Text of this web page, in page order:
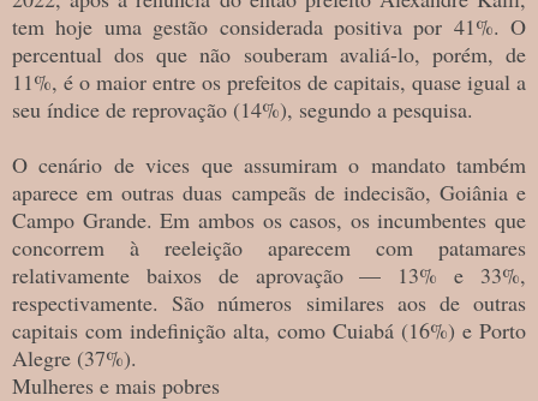
tem hoje uma gestão considerada positiva por 41%. O
percentual dos que não souberam avaliá-lo, porém, de
11%, é o maior entre os prefeitos de capitais, quase igual a
seu índice de reprovação (14%), segundo a pesquisa.
O cenário de vices que assumiram o mandato também
aparece em outras duas campeãs de indecisão, Goiânia e
Campo Grande. Em ambos os casos, os incumbentes que
concorrem à reeleição aparecem com patamares
relativamente baixos de aprovação — 13% e 33%,
respectivamente. São números similares aos de outras
capitais com indefinição alta, como Cuiabá (16%) e Porto
Alegre (37%).
Mulheres e mais pobres